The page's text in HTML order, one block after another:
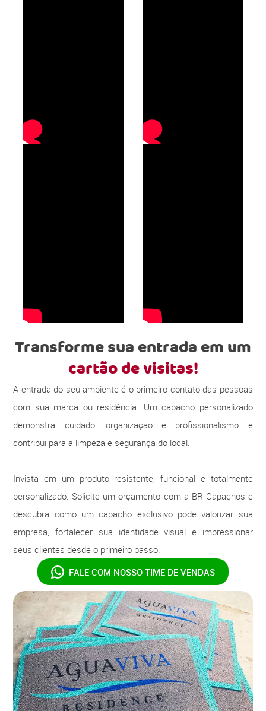
Transforme sua entrada em um
cartão de visitas!
A entrada do seu ambiente é o primeiro contato das pessoas
com sua marca ou residência. Um capacho personalizado
demonstra cuidado, organização e profissionalismo e
contribui para a limpeza e segurança do local.
Invista em um produto resistente, funcional e totalmente
personalizado. Solicite um orçamento com a BR Capachos e
descubra como um capacho exclusivo pode valorizar sua
empresa, fortalecer sua identidade visual e impressionar
seus clientes desde o primeiro passo.
FALE COM NOSSO TIME DE VENDAS